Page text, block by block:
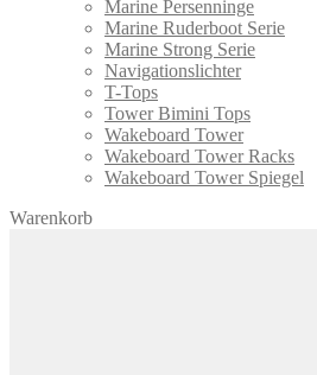
Marine Persenninge
Marine Ruderboot Serie
Marine Strong Serie
Navigationslichter
T-Tops
Tower Bimini Tops
Wakeboard Tower
Wakeboard Tower Racks
Wakeboard Tower Spiegel
Warenkorb